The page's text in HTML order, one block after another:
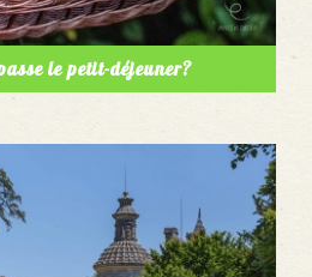
le petit-déjeuner?